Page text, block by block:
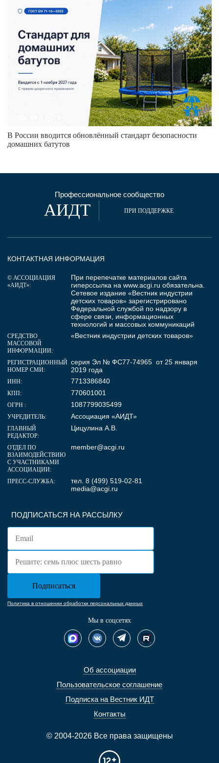
В России вводится обновлённый стандарт безопасности
домашних батутов
Профессиональное сообщество
АИДТ ПРИ ПОДДЕРЖКЕ
Об ассоциации
Пользовательское соглашение
Подписка на Вестник ИДТ
Контакты
© 2004-2026 Все права защищены
ПОДПИСАТЬСЯ НА РАССЫЛКУ
Политика в отношении обработки персональных данных
Мы в соцсетях
КОНТАКТНАЯ ИНФОРМАЦИЯ
© АССОЦИАЦИЯ
«АИДТ»:
При перепечатке материалов сайта
гиперссылка на www.acgi.ru обязательна.
Сетевое издание «Вестник индустрии
детских товаров» зарегистрировано
Федеральной службой по надзору в
сфере связи, информационных
технологий и массовых коммуникаций
СРЕДСТВО
МАССОВОЙ
ИНФОРМАЦИИ:
«Вестник индустрии детских товаров»
РЕГИСТРАЦИОННЫЙ
НОМЕР СМИ:
серия Эл № ФС77-74965 от 25 января
2019 года
ИНН: 7713386840
КПП: 770601001
ОГРН : 1087799035499
УЧРЕДИТЕЛЬ: Ассоциация «АИДТ»
ГЛАВНЫЙ
РЕДАКТОР:
Цицулина А.В.
ОТДЕЛ ПО
ВЗАИМОДЕЙСТВИЮ
С УЧАСТНИКАМИ
АССОЦИАЦИИ:
member@acgi.ru
ПРЕСС-СЛУЖБА:
тел. 8 (499) 519-02-81
media@acgi.ru